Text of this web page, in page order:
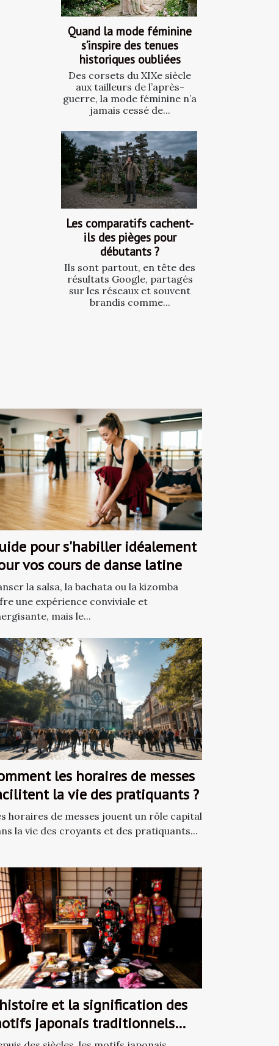
Quand la mode féminine
s’inspire des tenues
historiques oubliées
Des corsets du XIXe siècle
aux tailleurs de l’après-
guerre, la mode féminine n’a
jamais cessé de...
Les comparatifs cachent-
ils des pièges pour
débutants ?
Ils sont partout, en tête des
résultats Google, partagés
sur les réseaux et souvent
brandis comme...
pour s'habiller idéalement
vos cours de danse latine
la salsa, la bachata ou la kizomba
une expérience conviviale et
mais le...
les horaires de messes
la vie des pratiquants ?
horaires de messes jouent un rôle capital
la vie des croyants et des pratiquants...
et la signification des
japonais traditionnels
la décoration